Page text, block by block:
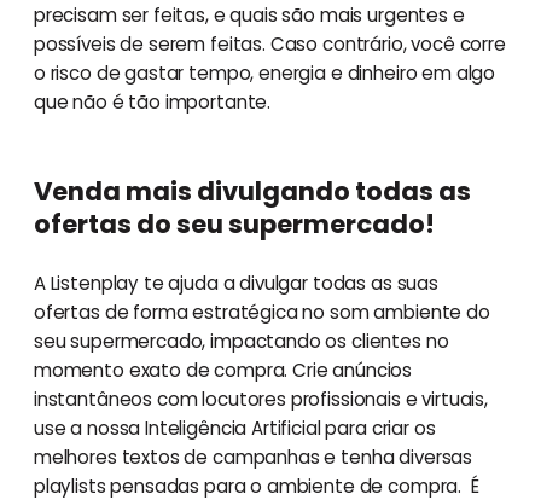
precisam ser feitas, e quais são mais urgentes e
possíveis de serem feitas. Caso contrário, você corre
o risco de gastar tempo, energia e dinheiro em algo
que não é tão importante.
Venda mais divulgando todas as
ofertas do seu supermercado!
A Listenplay te ajuda a divulgar todas as suas
ofertas de forma estratégica no som ambiente do
seu supermercado, impactando os clientes no
momento exato de compra. Crie anúncios
instantâneos com locutores profissionais e virtuais,
use a nossa Inteligência Artificial para criar os
melhores textos de campanhas e tenha diversas
playlists pensadas para o ambiente de compra. É